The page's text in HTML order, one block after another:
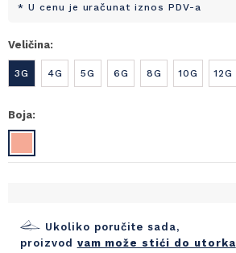
* U cenu je uračunat iznos PDV-a
Veličina:
3G 4G 5G 6G 8G 10G 12G
Boja:
Ukoliko poručite sada,
proizvod vam može stići do utorka